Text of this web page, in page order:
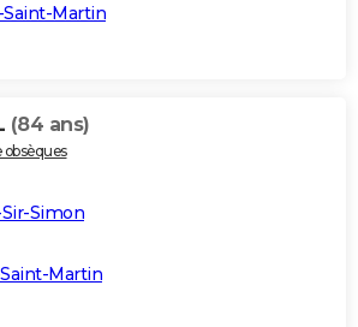
Martin
(84 ans)
Simon
Martin